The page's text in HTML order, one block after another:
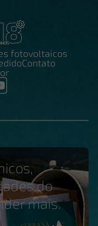
fotovoltaicos
Contato
do
mais.